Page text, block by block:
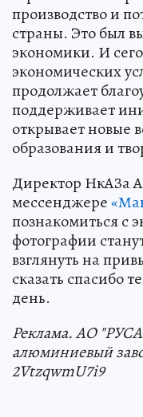
производство и
страны. Это был
экономики. И
экономических
продолжает
поддерживает
открывает новые
образования и
Директор НкАЗа
мессенджере
познакомиться с
фотографии
взглянуть на
сказать спасибо
день.
Реклама. АО
алюминиевый
2VtzqwmU7i9